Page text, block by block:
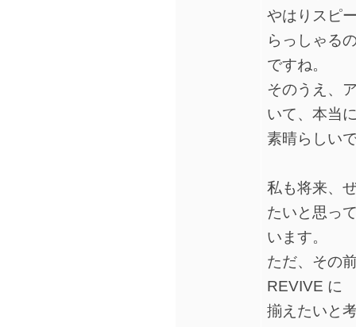
やはりスピ
らっしゃる
ですね。
そのうえ、
いて、本当
素晴らしい
私も将来、
たいと思っ
います。
ただ、その
REVIVE に
揃えたいと